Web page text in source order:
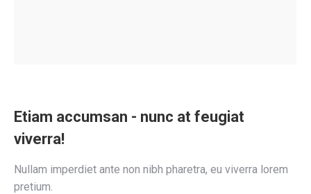
Etiam accumsan - nunc at feugiat
viverra!
Nullam imperdiet ante non nibh pharetra, eu viverra lorem
pretium.